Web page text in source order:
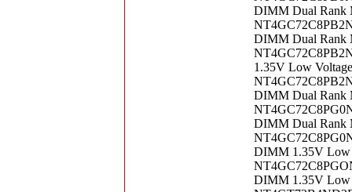
DIMM Dual Rank
DIMM Dual Rank
1.35V Low
DIMM Dual Rank
DIMM Dual Rank
DIMM 1.35V Low
DIMM 1.35V Low